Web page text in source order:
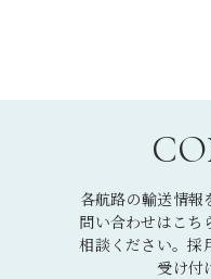
各航路の輸送情報
問い合わせはこち
相談ください。採
受け付